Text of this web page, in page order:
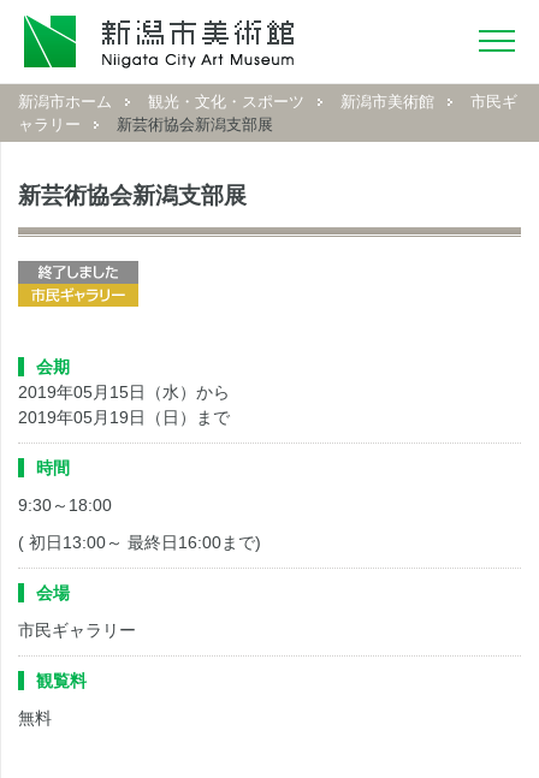
新潟市ホーム 観光・文化・スポーツ 新潟市美術館
市民ギ
ャラリー
新芸術協会新潟支部展
新芸術協会新潟支部展
会期
2019年05月15日（水）から
2019年05月19日（日）まで
時間
9:30～18:00
( 初日13:00～ 最終日16:00まで)
会場
市民ギャラリー
観覧料
無料